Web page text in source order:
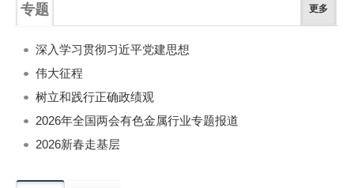
专题 更多
深入学习贯彻习近平党建思想
伟大征程
树立和践行正确政绩观
2026年全国两会有色金属行业专题报道
2026新春走基层